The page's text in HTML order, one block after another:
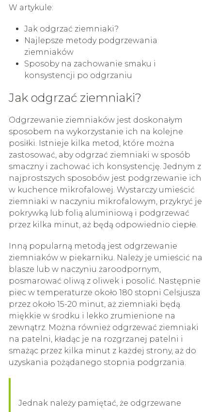
W artykule:
Jak odgrzać ziemniaki?
Najlepsze metody podgrzewania
ziemniaków
Sposoby na zachowanie smaku i
konsystencji po odgrzaniu
Jak odgrzać ziemniaki?
Odgrzewanie ziemniaków jest doskonałym
sposobem na wykorzystanie ich na kolejne
posiłki. Istnieje kilka metod, które można
zastosować, aby odgrzać ziemniaki w sposób
smaczny i zachować ich konsystencję. Jednym z
najprostszych sposobów jest podgrzewanie ich
w kuchence mikrofalowej. Wystarczy umieścić
ziemniaki w naczyniu mikrofalowym, przykryć je
pokrywką lub folią aluminiową i podgrzewać
przez kilka minut, aż będą odpowiednio ciepłe.
Inną popularną metodą jest odgrzewanie
ziemniaków w piekarniku. Należy je umieścić na
blasze lub w naczyniu żaroodpornym,
posmarować oliwą z oliwek i posolić. Następnie
piec w temperaturze około 180 stopni Celsjusza
przez około 15-20 minut, aż ziemniaki będą
miękkie w środku i lekko zrumienione na
zewnątrz. Można również odgrzewać ziemniaki
na patelni, kładąc je na rozgrzanej patelni i
smażąc przez kilka minut z każdej strony, aż do
uzyskania pożądanego stopnia podgrzania.
Jednak należy pamiętać, że odgrzewane